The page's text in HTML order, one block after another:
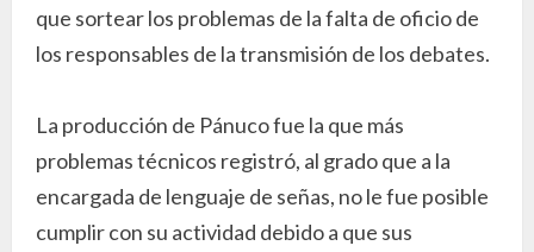
que sortear los problemas de la falta de oficio de
los responsables de la transmisión de los debates.
La producción de Pánuco fue la que más
problemas técnicos registró, al grado que a la
encargada de lenguaje de señas, no le fue posible
cumplir con su actividad debido a que sus